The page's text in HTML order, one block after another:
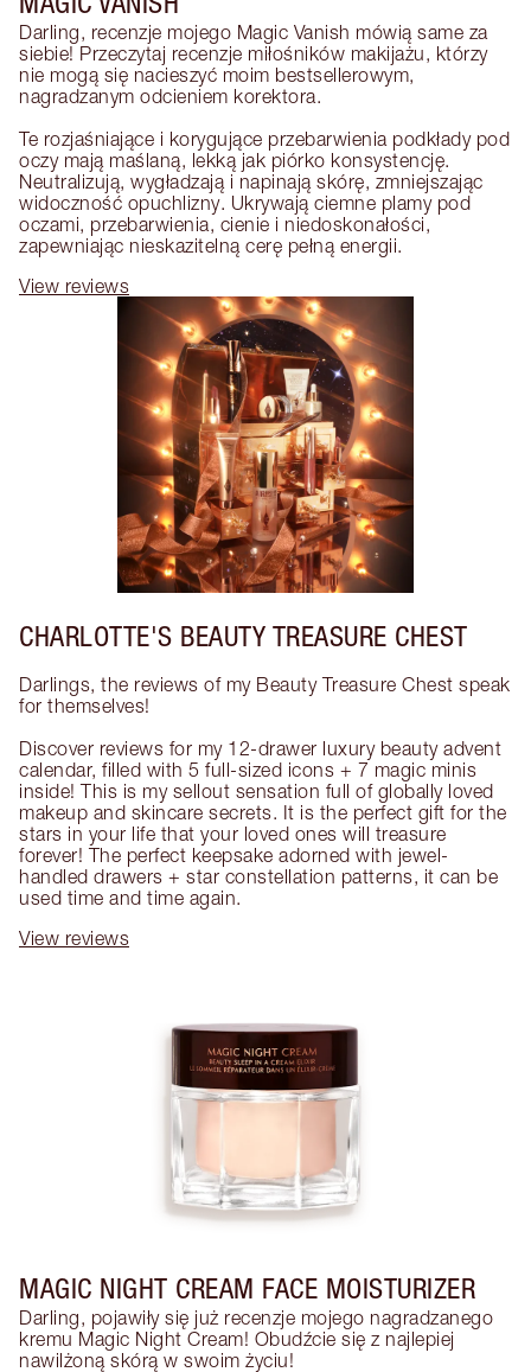
Darling, recenzje mojego Magic Vanish mówią same za
siebie! Przeczytaj recenzje miłośników makijażu, którzy
nie mogą się nacieszyć moim bestsellerowym,
nagradzanym odcieniem korektora.
Te rozjaśniające i korygujące przebarwienia podkłady pod
oczy mają maślaną, lekką jak piórko konsystencję.
Neutralizują, wygładzają i napinają skórę, zmniejszając
widoczność opuchlizny. Ukrywają ciemne plamy pod
oczami, przebarwienia, cienie i niedoskonałości,
zapewniając nieskazitelną cerę pełną energii.
View reviews
CHARLOTTE'S BEAUTY TREASURE CHEST
Darlings, the reviews of my Beauty Treasure Chest speak
for themselves!
Discover reviews for my 12-drawer luxury beauty advent
calendar, filled with 5 full-sized icons + 7 magic minis
inside! This is my sellout sensation full of globally loved
makeup and skincare secrets. It is the perfect gift for the
stars in your life that your loved ones will treasure
forever! The perfect keepsake adorned with jewel-
handled drawers + star constellation patterns, it can be
used time and time again.
View reviews
MAGIC NIGHT CREAM FACE MOISTURIZER
Darling, pojawiły się już recenzje mojego nagradzanego
kremu Magic Night Cream! Obudźcie się z najlepiej
nawilżoną skórą w swoim życiu!